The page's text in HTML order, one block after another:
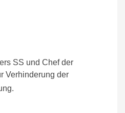
SS und Chef der
Verhinderung der